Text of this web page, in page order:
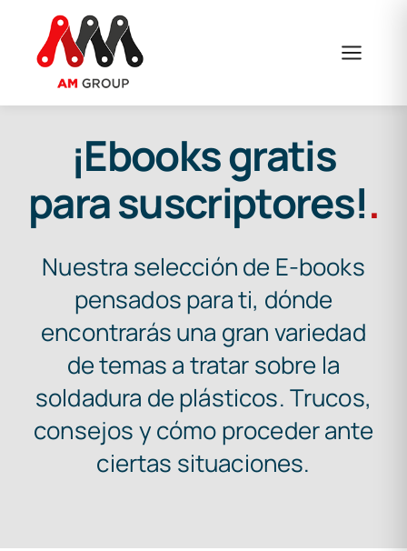
contenido
¡Ebooks gratis
para suscriptores!.
Nuestra selección de E-books
pensados para ti, dónde
encontrarás una gran variedad
de temas a tratar sobre la
soldadura de plásticos. Trucos,
consejos y cómo proceder ante
ciertas situaciones.